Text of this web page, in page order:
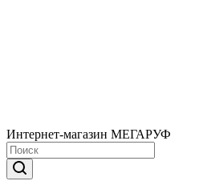
Интернет-магазин МЕГАРУФ